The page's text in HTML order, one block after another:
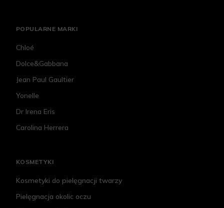
POPULARNE MARKI
Chloé
Dolce&Gabbana
Jean Paul Gaultier
Yonelle
Dr Irena Eris
Carolina Herrera
KOSMETYKI
Kosmetyki do pielęgnacji twarzy
Pielęgnacja okolic oczu